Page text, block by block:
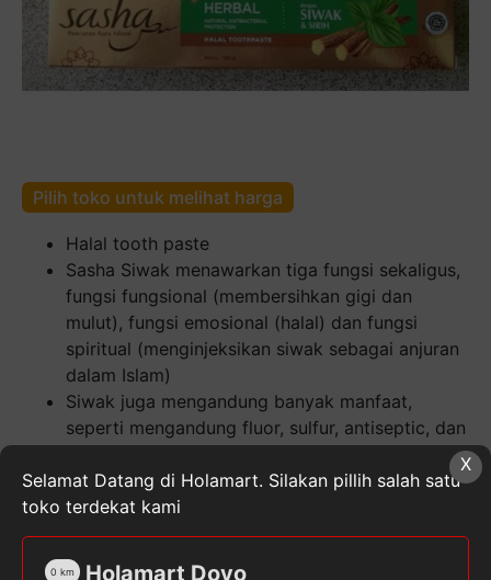
Pilih toko untuk melihat harga
Halal tooth paste
Sasha Siwak menawarkan tiga fungsi sekaligus,
fungsi fungsional (membersihkan gigi dan
mulut), fungsi emosional (halal) dan fungsi
spiritual (menginjeksikan siwak sebagai anjuran
dalam Islam)
Siwak juga mengandung banyak manfaat,
seperti mengandung fluor, sulfur, antiseptic, dan
Kuantitas
Halal
X
Selamat Datang di Holamart. Silakan pillih salah satu
toko terdekat kami
Holamart Doyo
0 km